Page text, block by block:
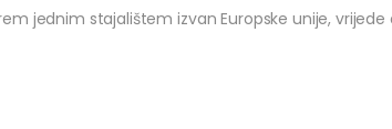
jednim stajalištem izvan Europske unije,